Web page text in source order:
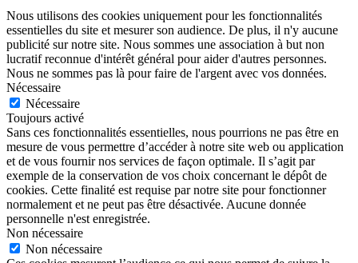
Nous utilisons des cookies uniquement pour les fonctionnalités
essentielles du site et mesurer son audience. De plus, il n'y aucune
publicité sur notre site. Nous sommes une association à but non
lucratif reconnue d'intérêt général pour aider d'autres personnes.
Nous ne sommes pas là pour faire de l'argent avec vos données.
Nécessaire
Nécessaire
Toujours activé
Sans ces fonctionnalités essentielles, nous pourrions ne pas être en
mesure de vous permettre d’accéder à notre site web ou application
et de vous fournir nos services de façon optimale. Il s’agit par
exemple de la conservation de vos choix concernant le dépôt de
cookies. Cette finalité est requise par notre site pour fonctionner
normalement et ne peut pas être désactivée. Aucune donnée
personnelle n'est enregistrée.
Non nécessaire
Non nécessaire